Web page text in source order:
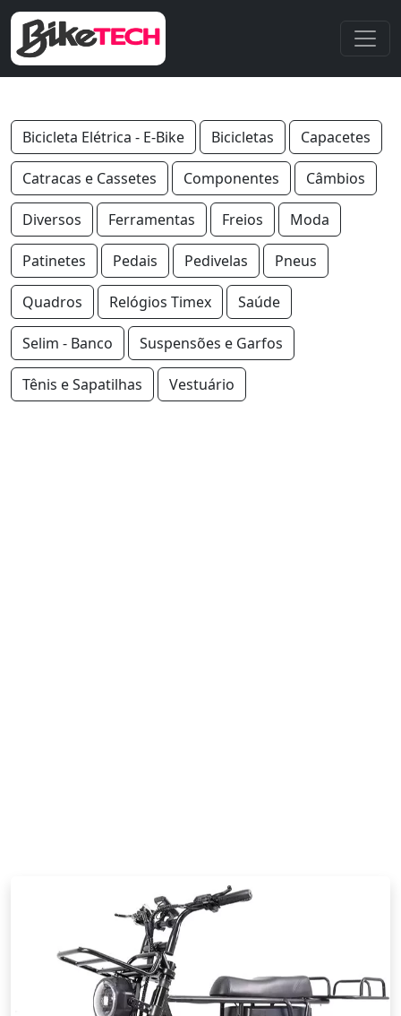
Bicicleta Elétrica - E-Bike Bicicletas Capacetes
Catracas e Cassetes Componentes Câmbios
Diversos Ferramentas Freios Moda
Patinetes Pedais Pedivelas Pneus
Quadros Relógios Timex Saúde
Selim - Banco Suspensões e Garfos
Tênis e Sapatilhas Vestuário